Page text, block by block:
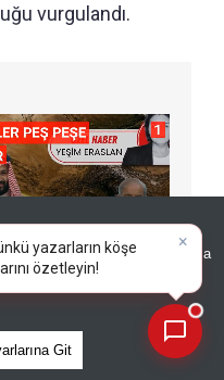
sitemizde
KVKK ve GDPR kapsamında
Aydınlatma Metnimizi
Git
vurgulandı.
×
yazarların köşe